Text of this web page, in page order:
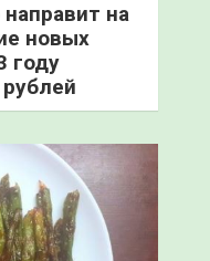
на
новых
году